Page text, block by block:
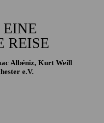
EINE
REISE
Albéniz, Kurt Weill
e.V.